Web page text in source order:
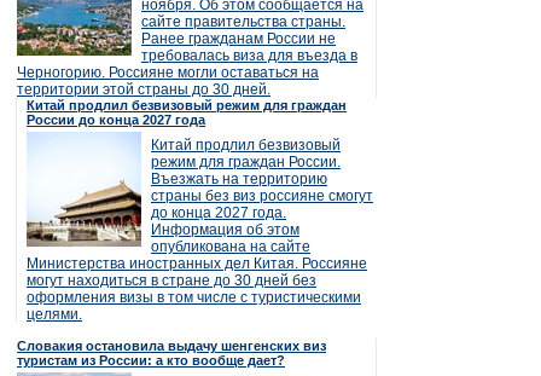
ноября. Об этом сообщается на
сайте правительства страны.
Ранее гражданам России не
требовалась виза для въезда в
Черногорию. Россияне могли оставаться на
территории этой страны до 30 дней.
Китай продлил безвизовый режим для граждан
России до конца 2027 года
Китай продлил безвизовый
режим для граждан России.
Въезжать на территорию
страны без виз россияне смогут
до конца 2027 года.
Информация об этом
опубликована на сайте
Министерства иностранных дел Китая. Россияне
могут находиться в стране до 30 дней без
оформления визы в том числе с туристическими
целями.
Словакия остановила выдачу шенгенских виз
туристам из России: а кто вообще дает?